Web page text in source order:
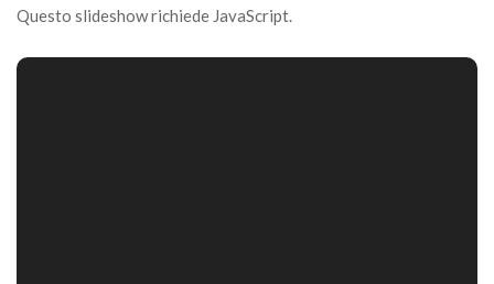
Questo slideshow richiede JavaScript.